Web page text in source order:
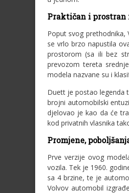
Praktičan i prostran
Poput svog
se vrlo brzo napustila
prostorom (sa ili bez
prevozom tereta
modela nazvane su i
Duett je postao legenda
brojni automobilski
djelovao je kao da će
kod privatnih vlasnika
Promjene,
Prve verzije ovog
vozila. Tek je 1960.
sa 4 brzine, te je
Volvov automobil